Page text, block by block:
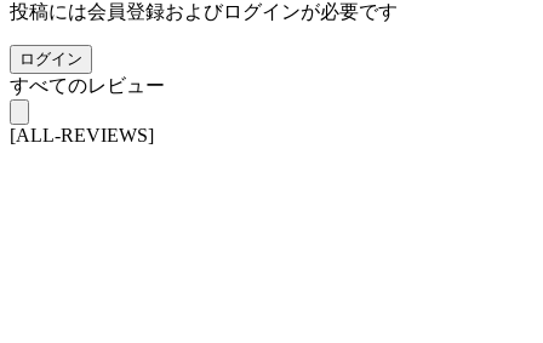
投稿には会員登録およびログインが必要です
ログイン
すべてのレビュー
[ALL-REVIEWS]